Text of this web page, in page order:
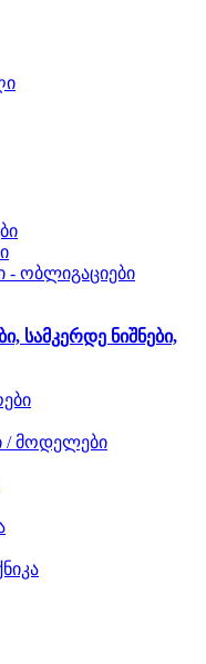
- ობლიგაციები
სამკერდე ნიშნები,
/ მოდელები